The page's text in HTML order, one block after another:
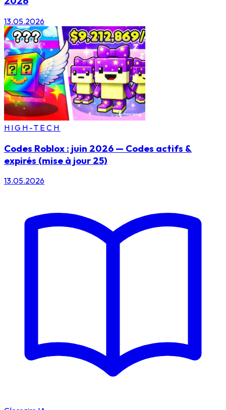
13.05.2026
HIGH-TECH
Codes Roblox : juin 2026 — Codes actifs &
expirés (mise à jour 25)
13.05.2026